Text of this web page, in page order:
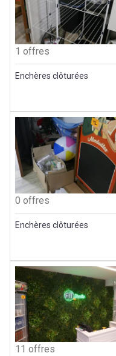
1 offres
Enchères clôturées
0 offres
Enchères clôturées
11 offres